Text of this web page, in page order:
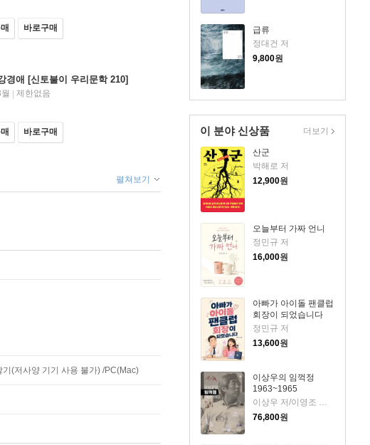
급류
정대건 저
9,800원
이 분야 신상품
산군
박해로 저
12,900원
오늘부터 가짜 언니
정민규 저
16,000원
아빠가 아이돌 팬클럽
회장이 되었습니다
정민규 저
13,600원
이상우의 임꺽정
1963~1965
이상우 저/이영조 그림
76,800원
더보기
바로구매
경애 [신토불이 우리문학 210]
제한없음
바로구매
펼쳐보기
(저사양 기기 사용 불가) /PC(Mac)